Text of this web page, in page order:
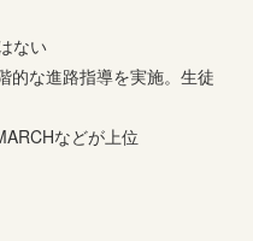
ない
的な進路指導を実施。生徒
などが上位